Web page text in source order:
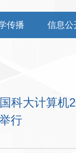
传播 信息公
科大计算机
行